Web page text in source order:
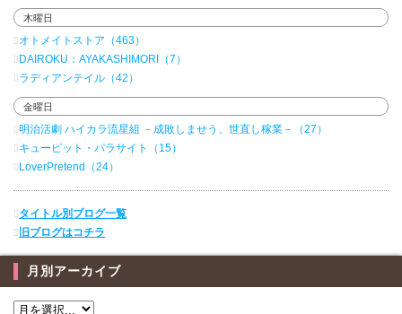
木曜日
オトメイトストア（463）
DAIROKU：AYAKASHIMORI（7）
ラディアンテイル（42）
金曜日
明治活劇 ハイカラ流星組 －成敗しませう、世直し稼業－（27）
キューピット・パラサイト（15）
LoverPretend（24）
タイトル別ブログ一覧
旧ブログはコチラ
月別アーカイブ